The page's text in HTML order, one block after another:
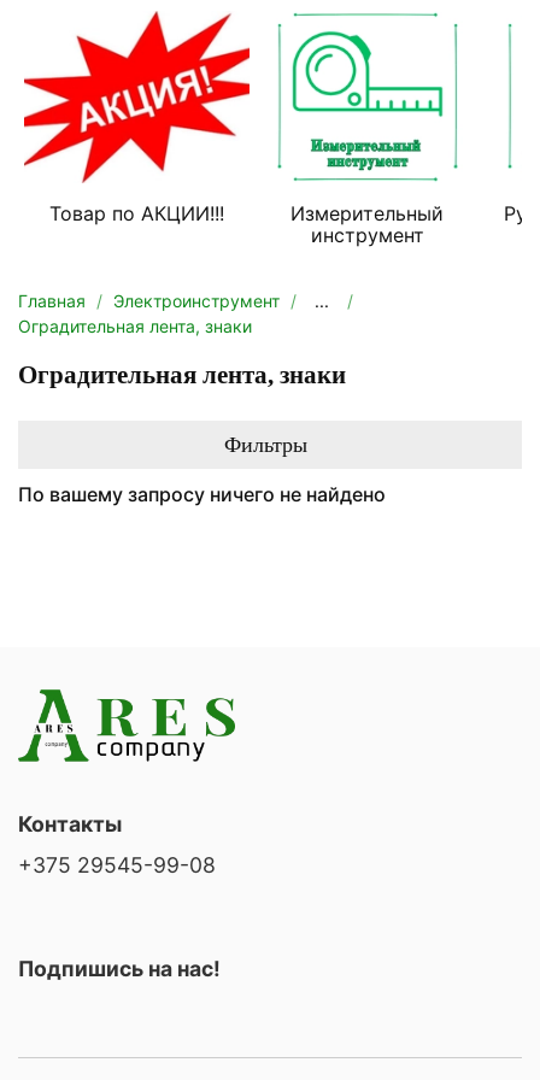
Товар по АКЦИИ!!!
Измерительный
инструмент
Главная Электроинструмент
...
Оградительная лента, знаки
Оградительная лента, знаки
Фильтры
По вашему запросу ничего не найдено
Контакты
+375 29545-99-08
Подпишись на нас!